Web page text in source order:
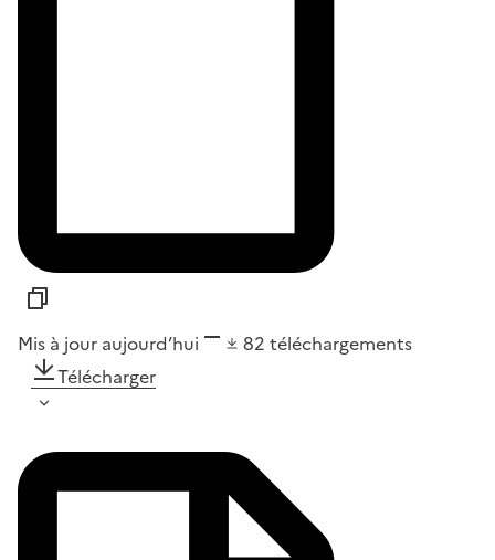
Mis à jour aujourd’hui 82 téléchargements
Télécharger